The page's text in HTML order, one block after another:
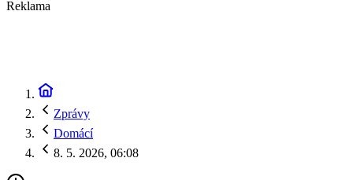
Reklama
Zprávy
Domácí
8. 5. 2026, 06:08